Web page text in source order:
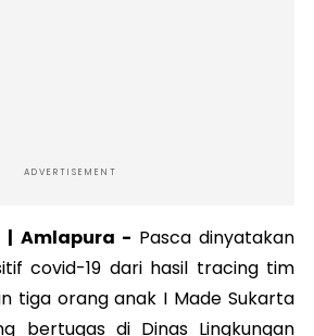
ADVERTISEMENT
| Amlapura - Pasca dinyatakan
covid-19 dari hasil tracing tim
tiga orang anak I Made Sukarta
bertugas di Dinas Lingkungan